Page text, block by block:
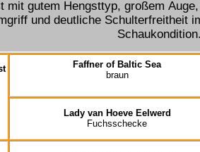
mit gutem Hengsttyp, großem Auge,
und deutliche Schulterfreitheit
Schaukondition.
Faffner of Baltic Sea
braun
Lady van Hoeve Eelwerd
Fuchsschecke